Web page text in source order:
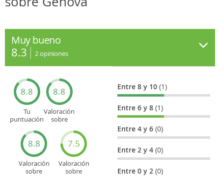
Muy bueno
8.3 2opiniones
8.8
Tu
puntuación
8.8
Valoración
sobre
8.8
Valoración
sobre
7.5
Valoración
sobre
Entre 8 y 10(1)
Entre 6 y 8(1)
Entre 4 y 6(0)
Entre 2 y 4(0)
Entre 0 y 2(0)